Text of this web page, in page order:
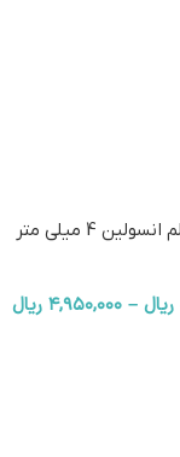
سر سوزن قلم انسولین 4 میلی متر
ریال – ۴,۹۵۰,۰۰۰ ریال